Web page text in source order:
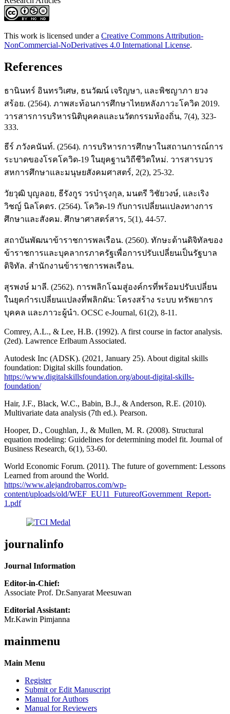
This work is licensed under a Creative Commons Attribution-
NonCommercial-NoDerivatives 4.0 International License.
References
ธานินทร์ อินทรวิเศษ, ธนวัฒน์ เจริญษา, และพิชญาภา ยวง
สร้อย. (2564). ภาพสะท้อนการศึกษาไทยหลังภาวะโควิด 2019.
วารสารการบริหารนิติบุคคลและนวัตกรรมท้องถิ่น, 7(4), 323-
333.
ธีร์ ภวังคนันท์. (2564). การบริหารการศึกษาในสถานการณ์การ
ระบาดของโรคโควิด-19 ในยุคฐานวิถีชีวิตใหม่. วารสารบวร
สหการศึกษาและมนุษยสังคมศาสตร์, 2(2), 25-32.
วัยวุฒิ บุญลอย, ธีรังกูร วรบำรุงกุล, มนตรี วิชัยวงษ์, และเริง
วิชญ์ นิลโคตร. (2564). โควิด-19 กับการเปลี่ยนแปลงทางการ
ศึกษาและสังคม. ศึกษาศาสตร์สาร, 5(1), 44-57.
สถาบันพัฒนาข้าราชการพลเรือน. (2560). ทักษะด้านดิจิทัลของ
ข้าราชการและบุคลากรภาครัฐเพื่อการปรับเปลี่ยนเป็นรัฐบาล
ดิจิทัล. สำนักงานข้าราชการพลเรือน.
สุรพงษ์ มาลี. (2562). การพลิกโฉมสู่องค์กรที่พร้อมปรับเปลี่ยน
ในยุคกำรเปลี่ยนแปลงที่พลิกผัน: โครงสร้าง ระบบ ทรัพยากร
บุคคล และภาวะผู้นำ. OCSC e-Journal, 61(2), 8-11.
Comrey, A.L., & Lee, H.B. (1992). A first course in factor analysis.
(2ed). Lawrence Erlbaum Associated.
Autodesk Inc (ADSK). (2021, January 25). About digital skills
foundation: Digital skills foundation.
https://www.digitalskillsfoundation.org/about-digital-skills-
foundation/
Hair, J.F., Black, W.C., Babin, B.J., & Anderson, R.E. (2010).
Multivariate data analysis (7th ed.). Pearson.
Hooper, D., Coughlan, J., & Mullen, M. R. (2008). Structural
equation modeling: Guidelines for determining model fit. Journal of
Business Research, 6(1), 53-60.
World Economic Forum. (2011). The future of government: Lessons
Learned from around the World.
https://www.alejandrobarros.com/wp-
content/uploads/old/WEF_EU11_FutureofGovernment_Report-
1.pdf
journalinfo
Journal Information
Editor-in-Chief:
Associate Prof. Dr.Sanyarat Meesuwan
Editorial Assistant:
Mr.Kawin Pimjanna
mainmenu
Main Menu
Register
Submit or Edit Manuscript
Manual for Authors
Manual for Reviewers